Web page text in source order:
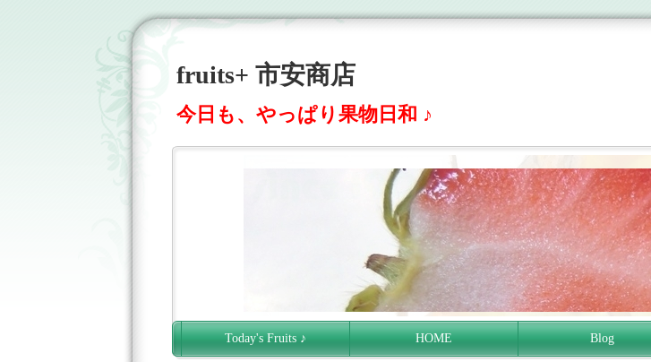
fruits+ 市安商店
今日も、やっぱり果物日和 ♪
Today's Fruits ♪ HOME Blog